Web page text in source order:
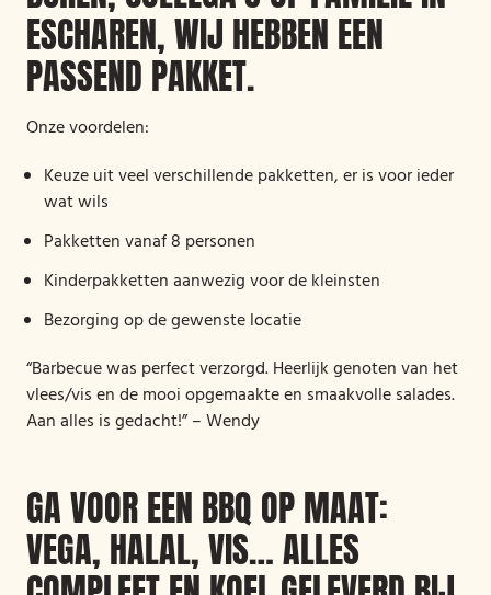
ESCHAREN, WIJ HEBBEN EEN
PASSEND PAKKET.
Onze voordelen:
Keuze uit veel verschillende pakketten, er is voor ieder
wat wils
Pakketten vanaf 8 personen
Kinderpakketten aanwezig voor de kleinsten
Bezorging op de gewenste locatie
“Barbecue was perfect verzorgd. Heerlijk genoten van het
vlees/vis en de mooi opgemaakte en smaakvolle salades.
Aan alles is gedacht!” – Wendy
GA VOOR EEN BBQ OP MAAT:
VEGA, HALAL, VIS… ALLES